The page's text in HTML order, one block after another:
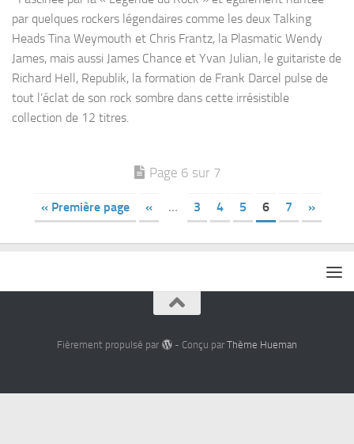
par quelques rockers légendaires comme les deux Talking
Heads Tina Weymouth et Chris Frantz, la Plasmatic Wendy
James, mais aussi James Chance et Yvan Julian, le guitariste de
Richard Hell, Republik, la formation de Frank Darcel pulse de
tout l’éclat de son rock sombre dans cette irrésistible
collection de 12 titres.
Page 6 sur 7
« Première page « … 3 4 5 6 7 »
Fièrement propulsé par - Conçu par Thème Hueman